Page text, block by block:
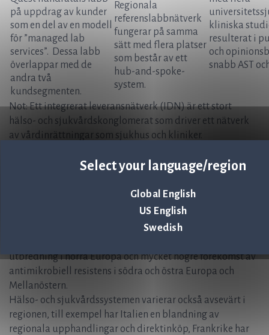
Select your language/region
Global English
US English
Swedish
på uppdrag av kunder
som en del av en modell
för ”managed lab
services”. Dessa labb
överlappar med de
andra två
kundsegmenten.
Regionala
referenslabbnätverk
fungerar på samma
sätt med flera platser
som består av ett
hub-and-spoke-
system.
kliniska
resulterat i
och
snabb AST
Not: Ett integrerat leveransnätverk (IDN) är ett stort
hälso- och sjukvårdskonglomerat som driver ett nätverk
av vårdinrättningar som sjukhus och kliniker.
Marknadsutveckling i EMEA
fragmenterad och heterogen och utvecklas generellt sett
långsammare än i USA och Mellanöstern. Den
underliggande kliniska problematiken med
utbredning i norra Europa och mycket högre förekomst av
antimikrobiell resistens i södra och östra Europa och
Mellanöstern.
Hälso- och sjukvårdssystemen varierar också avsevärt i
regionen, till exempel har Italien en blandning av
regionala upphandlingar och direktinköp, Frankrike har